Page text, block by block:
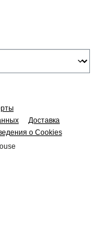
Доставка
о Cookies